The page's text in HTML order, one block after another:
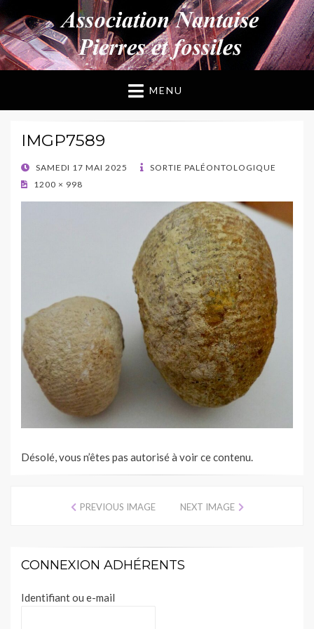
ANPF
Association Nantaise Pierres et Fossiles
MENU
IMGP7589
POSTED
ON
SAMEDI 17 MAI 2025
SORTIE PALÉONTOLOGIQUE
1200 × 998
Désolé, vous n’êtes pas autorisé à voir ce contenu.
PREVIOUS IMAGE NEXT IMAGE
CONNEXION ADHÉRENTS
Identifiant ou e-mail